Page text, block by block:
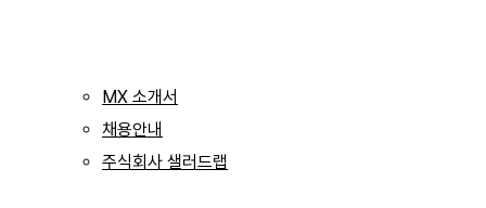
MX 소개서
채용안내
주식회사 샐러드랩